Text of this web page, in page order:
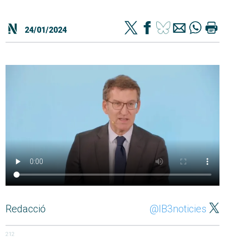
24/01/2024
Redacció @IB3noticies
212